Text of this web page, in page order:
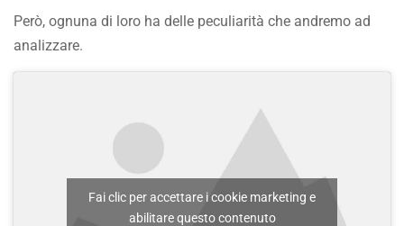
Però, ognuna di loro ha delle peculiarità che andremo ad
analizzare.
Fai clic per accettare i cookie marketing e
abilitare questo contenuto